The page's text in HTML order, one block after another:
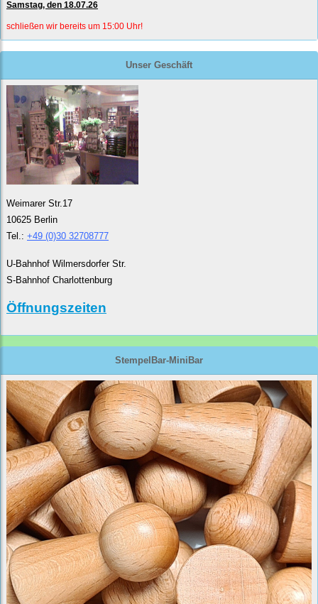
Samstag, den 18.07.26
schließen wir bereits um 15:00 Uhr!
Unser Geschäft
Weimarer Str.17
10625 Berlin
Tel.: +49 (0)30 32708777
U-Bahnhof Wilmersdorfer Str.
S-Bahnhof Charlottenburg
Öffnungszeiten
StempelBar-MiniBar